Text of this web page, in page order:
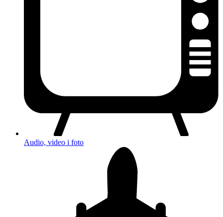
Audio, video i foto